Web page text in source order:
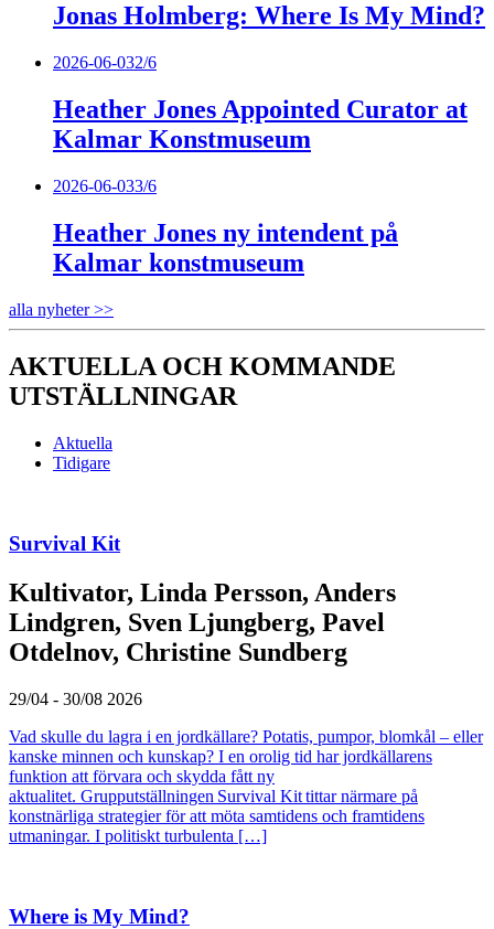
Jonas Holmberg: Where Is My Mind?
2026-06-032/6
Heather Jones Appointed Curator at
Kalmar Konstmuseum
2026-06-033/6
Heather Jones ny intendent på
Kalmar konstmuseum
alla nyheter >>
AKTUELLA OCH KOMMANDE
UTSTÄLLNINGAR
Aktuella
Tidigare
Survival Kit
Kultivator, Linda Persson, Anders
Lindgren, Sven Ljungberg, Pavel
Otdelnov, Christine Sundberg
29/04 - 30/08 2026
Vad skulle du lagra i en jordkällare? Potatis, pumpor, blomkål – eller
kanske minnen och kunskap? I en orolig tid har jordkällarens
funktion att förvara och skydda fått ny
aktualitet. Grupputställningen Survival Kit tittar närmare på
konstnärliga strategier för att möta samtidens och framtidens
utmaningar. I politiskt turbulenta […]
Where is My Mind?